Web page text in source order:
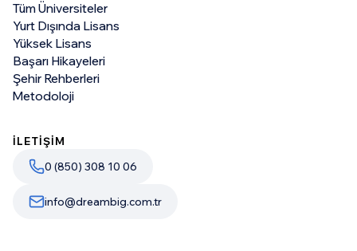
Tüm Üniversiteler
Yurt Dışında Lisans
Yüksek Lisans
Başarı Hikayeleri
Şehir Rehberleri
Metodoloji
İLETİŞİM
0 (850) 308 10 06
info@dreambig.com.tr